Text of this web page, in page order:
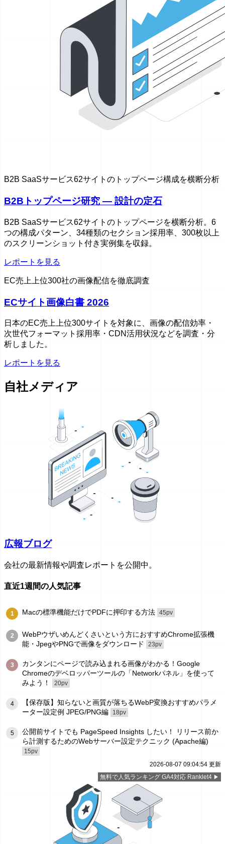
B2B SaaSサービス62サイトのトップページ構成を横断分析
B2Bトップページ研究 — 設計の定石
B2B SaaSサービス62サイトのトップページを横断分析。6
つの構成パターン、34種類のセクション採用率、300枚以上
のスクリーンショット付き実例集を収録。
レポートを見る
EC売上上位300社の画像配信を徹底調査
ECサイト画像白書 2026
日本のEC売上上位300サイトを対象に、画像の配信効率・
次世代フォーマット採用率・CDN活用状況などを調査・分
析しました。
レポートを見る
自社メディア
広報ブログ
会社の最新情報や調査レポートを公開中。
直近1週間の人気記事
1 Macの標準機能だけでPDFに押印する方法 45pv
2
WebPウザいめんどくさいという方におすすめChrome拡張機
能・JpegやPNGで画像をダウンロード
23pv
3
カンタンにページで読み込まれる画像がわかる！Google
Chromeのデベロッパーツールの「Networkパネル」を使って
みよう！
20pv
4
【保存版】知らないと画質が落ちるWebP変換おすすめパラメ
ーター設定例 JPEG/PNG編
18pv
5
公開前サイトでも PageSpeed Insights したい！ リリース前か
ら計測するためのWebサーバー設定テクニック (Apache編)
15pv
2026-08-07 09:04:54 更新
無料で人気ランキング GA4対応 Ranklet4